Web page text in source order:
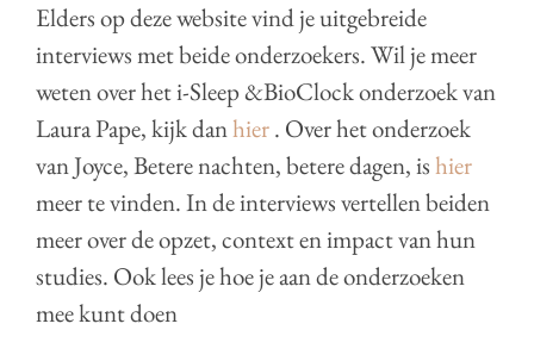
Elders op deze website vind je uitgebreide
interviews met beide onderzoekers. Wil je meer
weten over het i-Sleep &BioClock onderzoek van
Laura Pape, kijk danhier. Over het onderzoek
van Joyce, Betere nachten, betere dagen, ishier
meer te vinden. In de interviews vertellen beiden
meer over de opzet, context en impact van hun
studies. Ook lees je hoe je aan de onderzoeken
mee kunt doen